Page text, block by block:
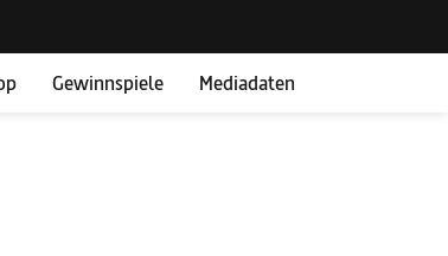
Gewinnspiele Mediadaten